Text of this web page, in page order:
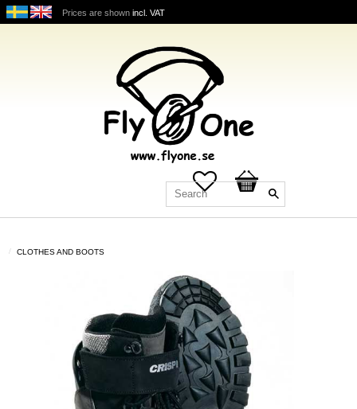
Prices are shown incl. VAT
Favorites
Basket
CLOTHES AND BOOTS